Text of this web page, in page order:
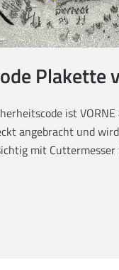
Plakette
ist
angebracht und
mit Cuttermesser